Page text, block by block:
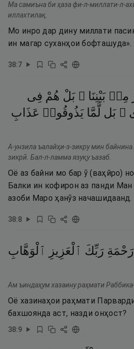
Ма самиъна би ҳаза фи-л-миллати-л-
иллахтилақ.
Мо инро дар дину миллати
ин магар суханҳои бофташуда».
38:7
مِنۢ بَيْنِنَا ۚ بَلْ هُمْ فِى
بَل لَّمَّا يَذُوقُوا۟ عَذَابِ
А-унзила ъалайҳи-з-зикру мин
зикрӣ. Бал-л-ламма язуқу ъазаб.
Оё аз байни мо бар ӯ (ваҳйро)
Балки ин кофирон аз панди
азоби Маро ҳанӯз начашидаанд.
38:8
رَحْمَةِ رَبِّكَ ٱلْعَزِيزِ
ٱلْوَهَّابِ
Ам ъиндаҳум хазаину раҳмати
Оё хазинаҳои раҳмати
бахшоянда аст, назди онҳост?
38:9